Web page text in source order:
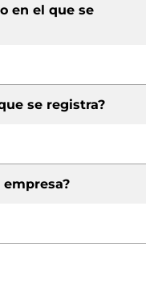
en el que se
se registra?